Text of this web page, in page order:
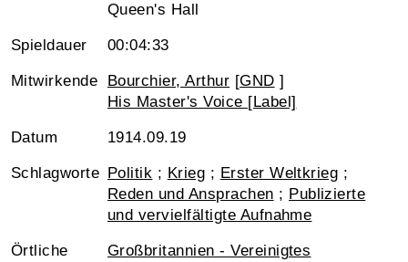
Queen's Hall
Spieldauer 00:04:33
Mitwirkende Bourchier, Arthur [GND ]
His Master's Voice [Label]
Datum 1914.09.19
Schlagworte Politik ; Krieg ; Erster Weltkrieg ;
Reden und Ansprachen ; Publizierte
und vervielfältigte Aufnahme
Örtliche
Großbritannien - Vereinigtes